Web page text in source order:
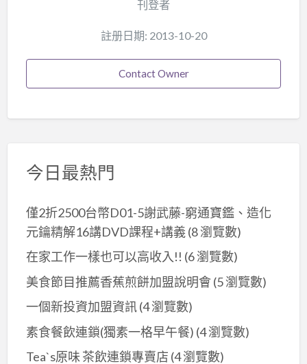
刊登者
註册日期: 2013-10-20
Contact Owner
今日最熱門
僅2折2500台幣D01-5謝武藤-窮通寶鑑、造化
元鑰精解16講DVD課程+講義 (8 瀏覽數)
在家工作一樣也可以高收入!! (6 瀏覽數)
美食節目推薦香蕉煎餅加盟說明會 (5 瀏覽數)
一個新投資加盟資訊(4 瀏覽數)
素食餐飲連鎖(獨素一格早午餐) (4 瀏覽數)
Tea`s原味 茶飲連鎖專賣店 (4 瀏覽數)